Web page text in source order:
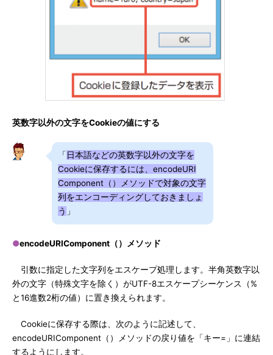
英数字以外の文字をCookieの値にする
「 日本語などの英数字以外の文字を
Cookieに保存するには、encodeURI
Component（）メソッドで対象の文字
列をエンコーディングしておきましょ
う 」
●encodeURIComponent（）メソッド
引数に指定した文字列をエスケープ処理します。半角英数字以
外の文字（特殊文字を除く）がUTF-8エスケープシーケンス（%
と16進数2桁の値）に置き換えられます。
Cookieに保存する際は、次のように記述して、
encodeURIComponent（）メソッドの戻り値を「キー=」に連結
するようにします。